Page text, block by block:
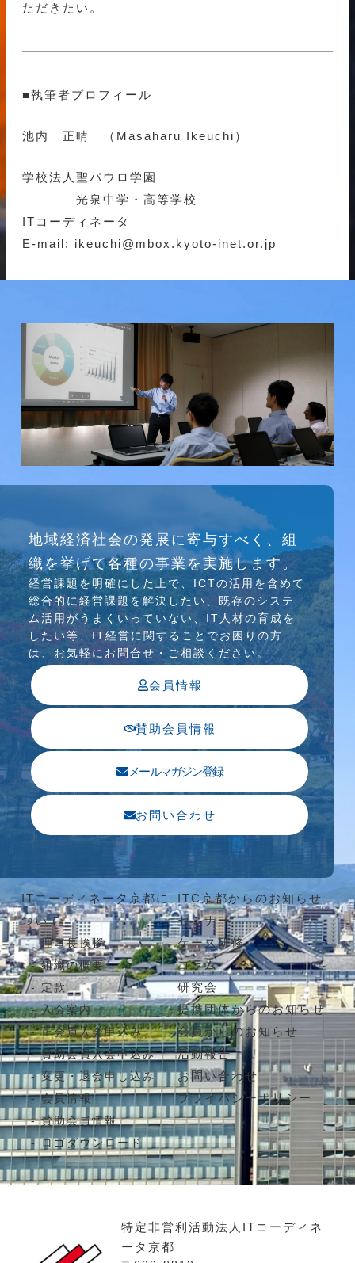
ただきたい。
■執筆者プロフィール
池内 正晴 （Masaharu Ikeuchi）
学校法人聖パウロ学園
光泉中学・高等学校
ITコーディネータ
E-mail: ikeuchi@mbox.kyoto-inet.or.jp
介護ソリューション研究会、WEB/SNS研究会を
行っています
地域経済社会の発展に寄与すべく、組
織を挙げて各種の事業を実施します。
経営課題を明確にした上で、ICTの活⽤を含めて
総合的に経営課題を解決したい、既存のシステ
ム活⽤がうまくいっていない、IT⼈材の育成を
したい等、IT経営に関することでお困りの⽅
は、お気軽にお問合せ・ご相談ください。
会員情報
賛助会員情報
メールマガジン登録
お問い合わせ
ITコーディネータ京都に
ついて
理事長挨拶
組織の概要
定款
入会案内
正会員入会申込み
賛助会員入会申込み
変更・退会申し込み
会員情報
賛助会員情報
ロゴダウンロード
ITC京都からのお知らせ
セミナー
ケース研修
コラム
研究会
提携団体からのお知らせ
会員からのお知らせ
活動報告
お問い合わせ
プライバシーポリシー
特定非営利活動法人ITコーディネ
ータ京都